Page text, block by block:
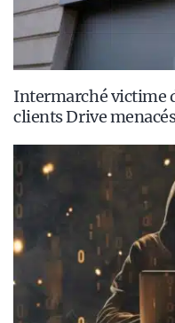
Intermarché victime
clients Drive